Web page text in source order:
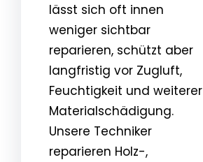
lässt sich oft innen
weniger sichtbar
reparieren, schützt aber
langfristig vor Zugluft,
Feuchtigkeit und weiterer
Materialschädigung.
Unsere Techniker
reparieren Holz-,